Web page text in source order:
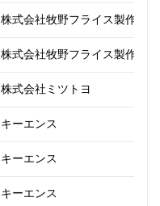
株式会社牧野フライス製作所
株式会社牧野フライス製作所
株式会社ミツトヨ
キーエンス
キーエンス
キーエンス